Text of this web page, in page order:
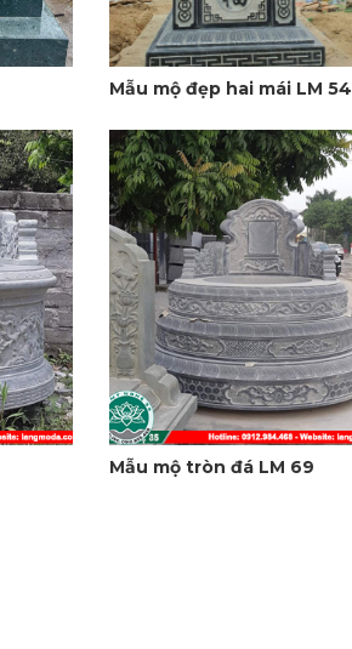
Mẫu mộ đẹp hai mái LM 54
Mẫu mộ tròn đá LM 69